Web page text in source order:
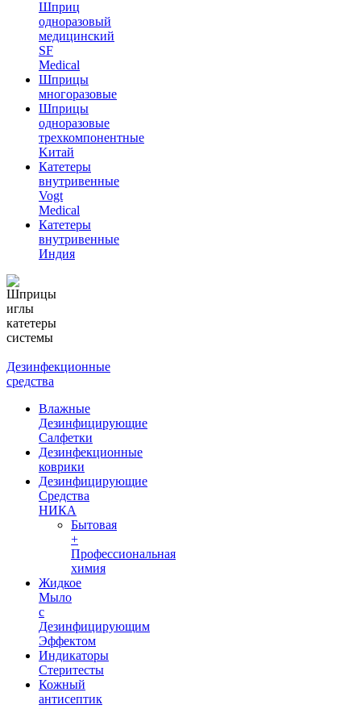
Шприц
одноразовый
медицинский
SF
Medical
Шприцы
многоразовые
Шприцы
одноразовые
трехкомпонентные
Kитай
Катетеры
внутривенные
Vogt
Medical
Катетеры
внутривенные
Индия
Дезинфекционные
средства
Влажные
Дезинфицирующие
Салфетки
Дезинфекционные
коврики
Дезинфицирующие
Средства
НИКА
Бытовая
+
Профессиональная
химия
Жидкое
Мыло
с
Дезинфицирующим
Эффектом
Индикаторы
Стеритесты
Кожный
антисептик